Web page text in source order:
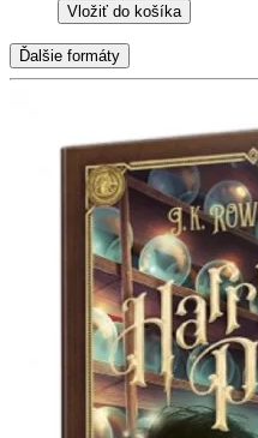
Vložiť do košíka
Ďalšie formáty